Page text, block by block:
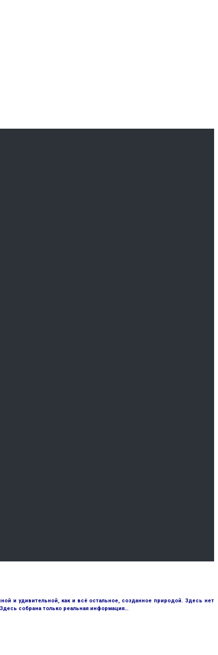
и удивительной, как и всё остальное, созданное природой. Здесь нет
собрана только реальная информация…